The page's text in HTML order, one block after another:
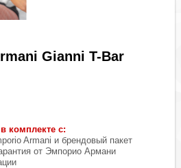
Gianni T-Bar
комплекте с:
Armani и брендовый пакет
от Эмпорио Армани